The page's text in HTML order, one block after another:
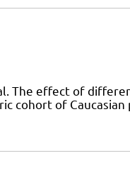
The effect of
cohort of Caucasian